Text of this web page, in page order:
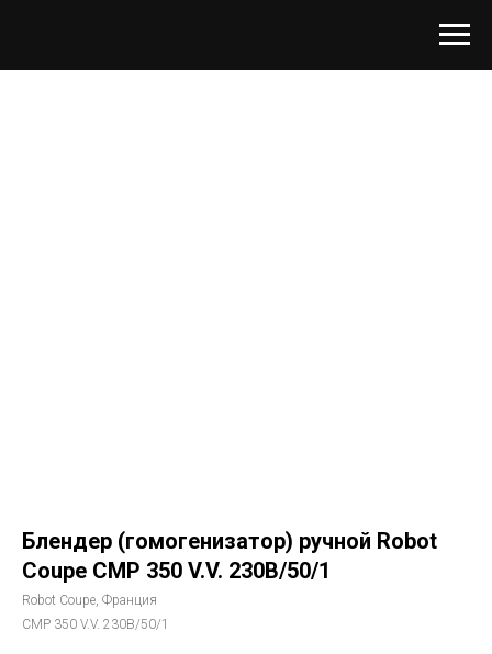
Блендер (гомогенизатор) ручной Robot
Coupe CMP 350 V.V. 230B/50/1
Robot Coupe, Франция
CMP 350 V.V. 230B/50/1